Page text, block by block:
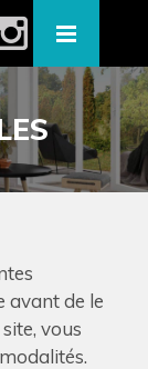
avant de le
vous